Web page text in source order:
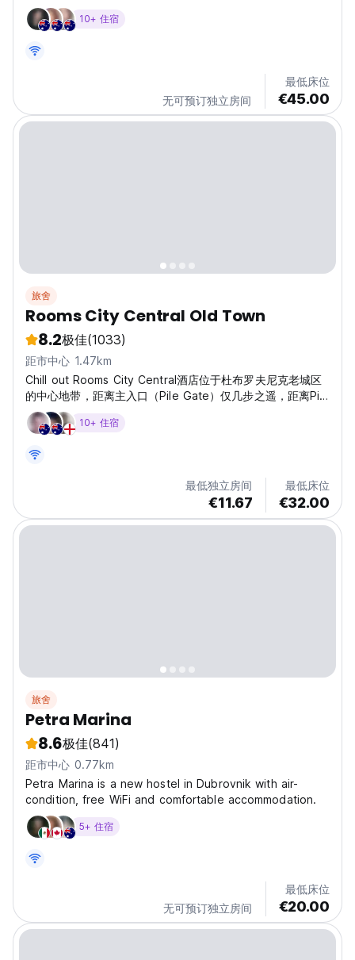
accommodation with bunk beds and a kitchenette
included. Located in the middle of Stradun street and
hostel is best...
10+ 住宿
无可预订独立房间
最低床位
€45.00
旅舍
Rooms City Central Old Town
8.2极佳(1033)
距市中心 1.47km
Chill out Rooms City Central酒店位于杜布罗夫尼克老城区
的中心地带，距离主入口（Pile Gate）仅几步之遥，距离Pile
Bay湾仅30m。 如果您正在寻找安全、放松的房产，我们就是
您的地址。对我们来说，让您感到舒适和安全非常重要。 客
房。 我们地理位置优越，距离大海仅 30 m，距离海滩 100
m。我们的住宿位于杜布罗夫尼克市中心，价格相当实惠。 尽
管我们的客房位于老城区，但您将在空调良好的客房内享受愉
快的住宿体验，夜间不会受到道路噪音的影响，也不会受到其
他外部噪音的影响。这就是我们酒店的独特之处。...
10+ 住宿
最低独立房间
€11.67
最低床位
€32.00
旅舍
Petra Marina
8.6极佳(841)
距市中心 0.77km
Petra Marina is a new hostel in Dubrovnik with air-
condition, free WiFi and comfortable accommodation.
5+ 住宿
无可预订独立房间
最低床位
€20.00